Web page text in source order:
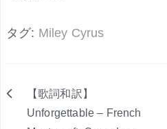
タグ: Miley Cyrus
【歌詞和訳】
Unforgettable – French